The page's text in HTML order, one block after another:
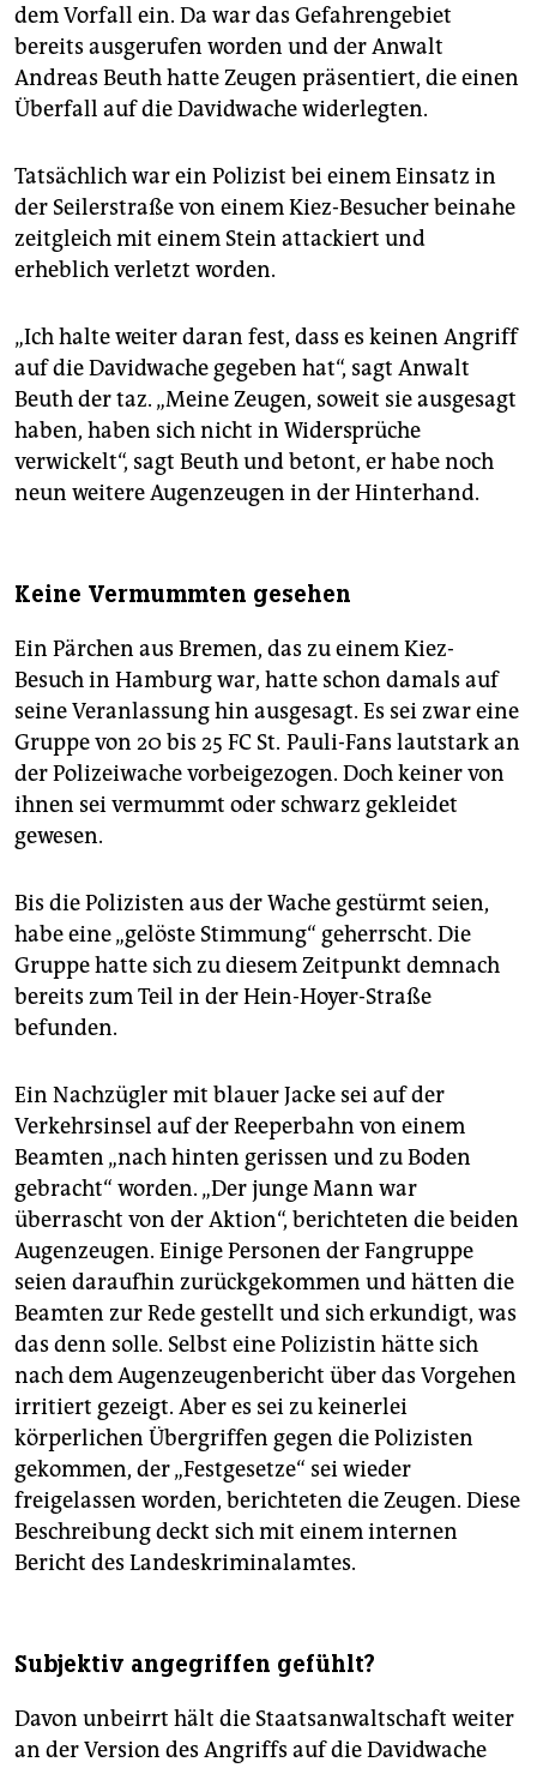
dem Vorfall ein. Da war das Gefahrengebiet
bereits ausgerufen worden und der Anwalt
Andreas Beuth hatte Zeugen präsentiert, die einen
Überfall auf die Davidwache widerlegten.
Tatsächlich war ein Polizist bei einem Einsatz in
der Seilerstraße von einem Kiez-Besucher beinahe
zeitgleich mit einem Stein attackiert und
erheblich verletzt worden.
„Ich halte weiter daran fest, dass es keinen Angriff
auf die Davidwache gegeben hat“, sagt Anwalt
Beuth der taz. „Meine Zeugen, soweit sie ausgesagt
haben, haben sich nicht in Widersprüche
verwickelt“, sagt Beuth und betont, er habe noch
neun weitere Augenzeugen in der Hinterhand.
Keine Vermummten gesehen
Ein Pärchen aus Bremen, das zu einem Kiez-
Besuch in Hamburg war, hatte schon damals auf
seine Veranlassung hin ausgesagt. Es sei zwar eine
Gruppe von 20 bis 25 FC St. Pauli-Fans lautstark an
der Polizeiwache vorbeigezogen. Doch keiner von
ihnen sei vermummt oder schwarz gekleidet
gewesen.
Bis die Polizisten aus der Wache gestürmt seien,
habe eine „gelöste Stimmung“ geherrscht. Die
Gruppe hatte sich zu diesem Zeitpunkt demnach
bereits zum Teil in der Hein-Hoyer-Straße
befunden.
Ein Nachzügler mit blauer Jacke sei auf der
Verkehrsinsel auf der Reeperbahn von einem
Beamten „nach hinten gerissen und zu Boden
gebracht“ worden. „Der junge Mann war
überrascht von der Aktion“, berichteten die beiden
Augenzeugen. Einige Personen der Fangruppe
seien daraufhin zurückgekommen und hätten die
Beamten zur Rede gestellt und sich erkundigt, was
das denn solle. Selbst eine Polizistin hätte sich
nach dem Augenzeugenbericht über das Vorgehen
irritiert gezeigt. Aber es sei zu keinerlei
körperlichen Übergriffen gegen die Polizisten
gekommen, der „Festgesetze“ sei wieder
freigelassen worden, berichteten die Zeugen. Diese
Beschreibung deckt sich mit einem internen
Bericht des Landeskriminalamtes.
Subjektiv angegriffen gefühlt?
Davon unbeirrt hält die Staatsanwaltschaft weiter
an der Version des Angriffs auf die Davidwache